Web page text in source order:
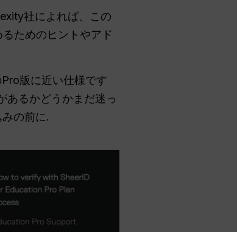
社によれば、この
ためのヒントやアド
版に近い仕様です
あるかどうかまだ迷っ
の前に.